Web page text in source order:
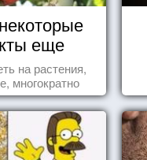
еще
на растения,
многократно
представляли
их в пищу.